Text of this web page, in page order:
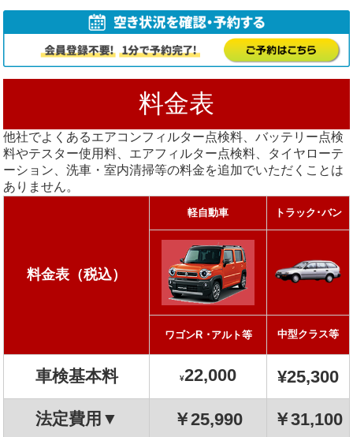
料金表
他社でよくあるエアコンフィルター点検料、バッテリー点検
料やテスター使用料、エアフィルター点検料、タイヤローテ
ーション、洗車・室内清掃等の料金を追加でいただくことは
ありません。
料金表（税込）
軽自動車 トラック･バン
ワゴンR ･アルト等 中型クラス等
車検基本料 ¥22,000 ¥25,300
法定費用▼ ￥25,990 ￥31,100